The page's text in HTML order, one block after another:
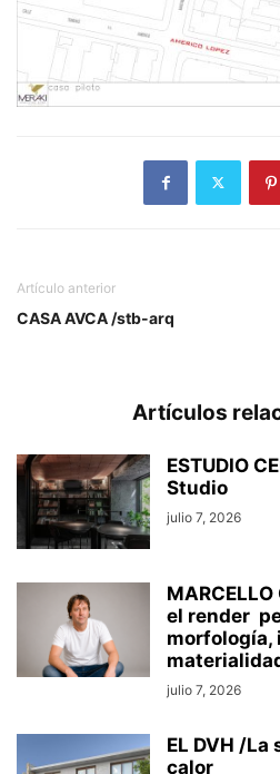
Artículo anterior
CASA AVCA /stb-arq
Artículos
ESTUDIO
Studio
julio 7, 2026
MARCELLO
el render
morfología,
julio 7, 2026
EL DVH /
calor